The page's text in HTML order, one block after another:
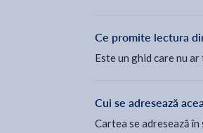
Ce promite lectura
Este un ghid care nu
Cui se adresează
Cartea se adresează